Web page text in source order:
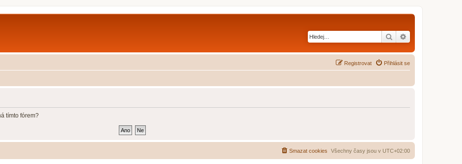
Hledat
Přihlásit se
Registrovat
tímto fórem?
Všechny časy jsou v UTC+02:00
Smazat cookies